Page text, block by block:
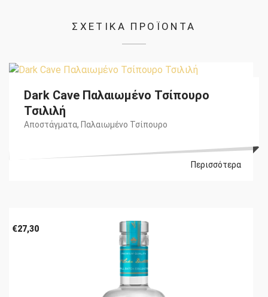
ΣΧΕΤΙΚΑ ΠΡΟΪΟΝΤΑ
Dark Cave Παλαιωμένο Τσίπουρο
Τσιλιλή
Αποστάγματα, Παλαιωμένο Τσίπουρο
Περισσότερα
€27,30